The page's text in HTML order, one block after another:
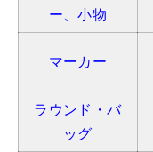
ー、小物
マーカー
ラウンド・バ
ッグ